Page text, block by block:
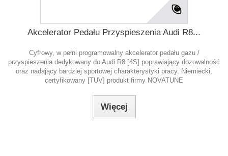
Akcelerator Pedału Przyspieszenia Audi R8...
Cyfrowy, w pełni programowalny akcelerator pedału gazu /
przyspieszenia dedykowany do Audi R8 [4S] poprawiający dozowalność
oraz nadający bardziej sportowej charakterystyki pracy. Niemiecki,
certyfikowany [TUV] produkt firmy NOVATUNE
Więcej